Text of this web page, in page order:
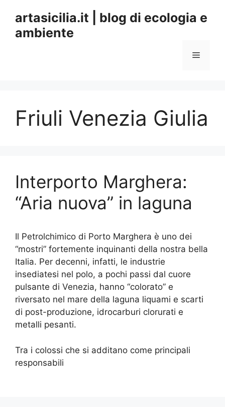
contenuto
artasicilia.it | blog di ecologia e
ambiente
Menu
Friuli Venezia Giulia
Interporto Marghera:
“Aria nuova” in laguna
Il Petrolchimico di Porto Marghera è uno dei
“mostri” fortemente inquinanti della nostra bella
Italia. Per decenni, infatti, le industrie
insediatesi nel polo, a pochi passi dal cuore
pulsante di Venezia, hanno “colorato” e
riversato nel mare della laguna liquami e scarti
di post-produzione, idrocarburi clorurati e
metalli pesanti.
Tra i colossi che si additano come principali
responsabili